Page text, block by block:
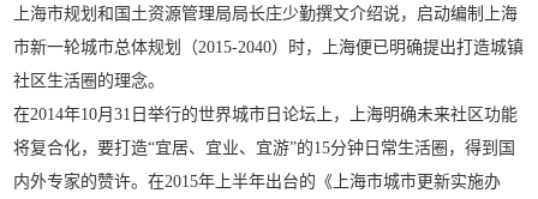
上海市规划和国土资源管理局局长庄少勤撰文介绍说，启动编制上海
市新一轮城市总体规划（2015-2040）时，上海便已明确提出打造城镇
社区生活圈的理念。
在2014年10月31日举行的世界城市日论坛上，上海明确未来社区功能
将复合化，要打造“宜居、宜业、宜游”的15分钟日常生活圈，得到国
内外专家的赞许。在2015年上半年出台的《上海市城市更新实施办